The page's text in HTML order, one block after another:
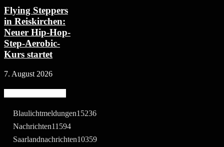
Flying Steppers
in Reiskirchen:
Neuer Hip-Hop-
Step-Aerobic-
Kurs startet
7. August 2026
Blaulichtmeldungen15236
Nachrichten11594
Saarlandnachrichten10359